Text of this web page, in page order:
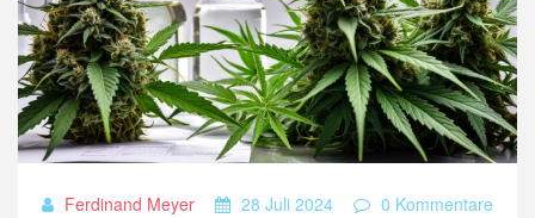
Ferdinand Meyer 28 Juli 2024 0 Kommentare